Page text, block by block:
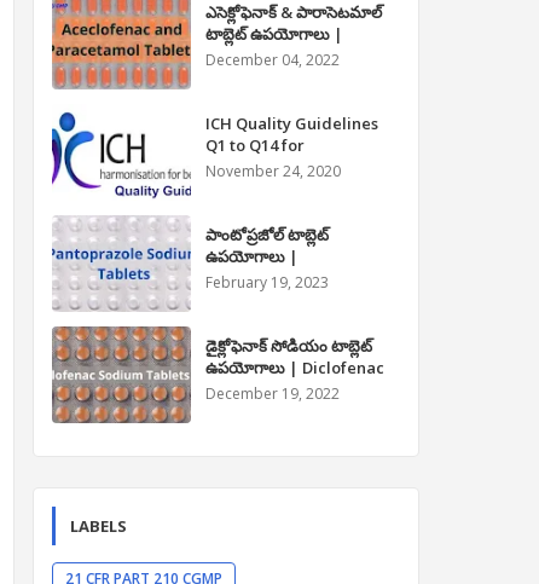
ఎసెక్లోఫెనాక్ & పారాసెటమాల్
టాబ్లెట్ ఉపయోగాలు |
Aceclofenac and
December 04, 2022
ICH Quality Guidelines
Q1 to Q14 for
Pharmaceuticals
November 24, 2020
పాంటోప్రజోల్ టాబ్లెట్
ఉపయోగాలు |
Pantoprazole Tablet
February 19, 2023
డైక్లోఫెనాక్ సోడియం టాబ్లెట్
ఉపయోగాలు | Diclofenac
Sodium Tablet Uses in
December 19, 2022
LABELS
21 CFR PART 210 CGMP